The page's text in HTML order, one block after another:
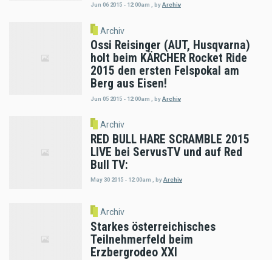
Jun 06 2015 - 12:00am byArchiv
Archiv
Ossi Reisinger (AUT, Husqvarna)
holt beim KÄRCHER Rocket Ride
2015 den ersten Felspokal am
Berg aus Eisen!
Jun 05 2015 - 12:00am byArchiv
Archiv
RED BULL HARE SCRAMBLE 2015
LIVE bei ServusTV und auf Red
Bull TV:
May 30 2015 - 12:00am , byArchiv
Archiv
Starkes österreichisches
Teilnehmerfeld beim
Erzbergrodeo XXI